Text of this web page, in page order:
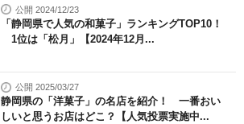
公開 2024/12/23
「静岡県で人気の和菓子」ランキングTOP10！
1位は「松月」【2024年12月...
公開 2025/03/27
静岡県の「洋菓子」の名店を紹介！ 一番おい
しいと思うお店はどこ？【人気投票実施中...